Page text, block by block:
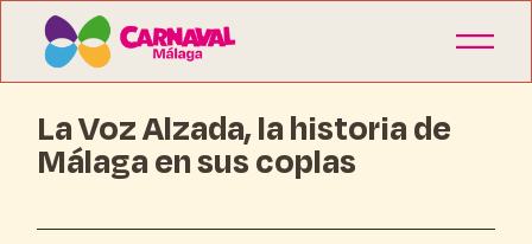
La Voz Alzada, la historia de
Málaga en sus coplas